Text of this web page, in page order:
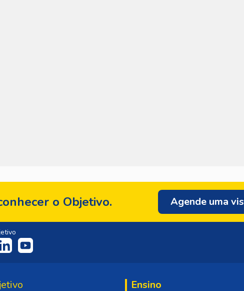
o Objetivo. Agende uma
Ensino